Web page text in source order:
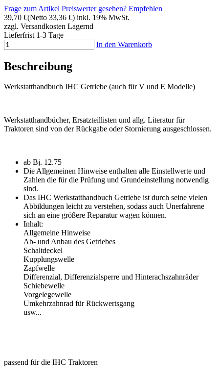
Frage zum Artikel Preiswerter gesehen? Empfehlen
39,70 €(Netto 33,36 €) inkl. 19% MwSt.
zzgl. Versandkosten Lagernd
Lieferfrist 1-3 Tage
In den Warenkorb
Beschreibung
Werkstatthandbuch IHC Getriebe (auch für V und E Modelle)
Werkstatthandbücher, Ersatzteillisten und allg. Literatur für
Traktoren sind von der Rückgabe oder Stornierung ausgeschlossen.
ab Bj. 12.75
Die Allgemeinen Hinweise enthalten alle Einstellwerte und
Zahlen die für die Prüfung und Grundeinstellung notwendig
sind.
Das IHC Werkstatthandbuch Getriebe ist durch seine vielen
Abbildungen leicht zu verstehen, sodass auch Unerfahrene
sich an eine größere Reparatur wagen können.
Inhalt:
Allgemeine Hinweise
Ab- und Anbau des Getriebes
Schaltdeckel
Kupplungswelle
Zapfwelle
Differenzial, Differenzialsperre und Hinterachszahnräder
Schiebewelle
Vorgelegewelle
Umkehrzahnrad für Rückwertsgang
usw...
passend für die IHC Traktoren